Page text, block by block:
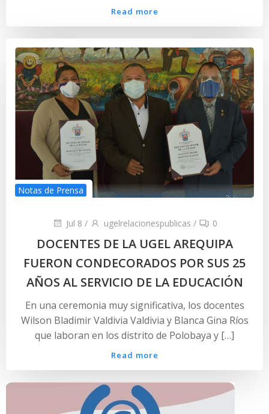
Read more
Notas de Prensa
Jul 8 / ugelrelacionespublicas / 0
DOCENTES DE LA UGEL AREQUIPA
FUERON CONDECORADOS POR SUS 25
AÑOS AL SERVICIO DE LA EDUCACIÓN
En una ceremonia muy significativa, los docentes
Wilson Bladimir Valdivia Valdivia y Blanca Gina Ríos
que laboran en los distrito de Polobaya y […]
Read more